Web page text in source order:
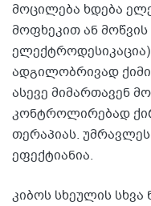
მოცილება ხდება
მოფხეკით ან მოწვის
ადგილობრივად
ასევე მიმართავენ
კონტროლირებად
თერაპიას.
ეფექტიანია.
კიბოს სხეულის